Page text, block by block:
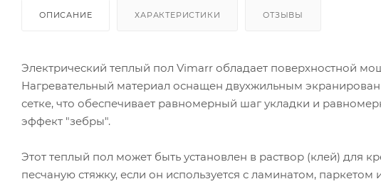
ОПИСАНИЕ ХАРАКТЕРИСТИКИ ОТЗЫВЫ
Электрический теплый пол Vimarr обладает поверхностной
Нагревательный материал оснащен двухжильным
сетке, что обеспечивает равномерный шаг укладки и
эффект "зебры".
Этот теплый пол может быть установлен в раствор (клей) для
песчаную стяжку, если он используется с ламинатом,